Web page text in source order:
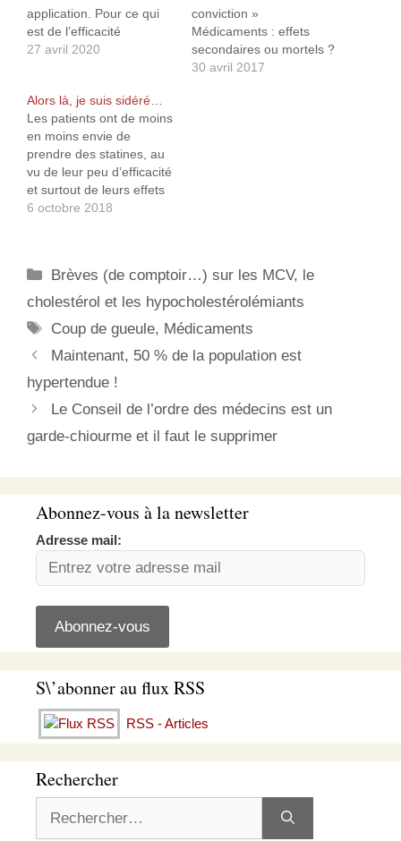
application. Pour ce qui
est de l’efficacité
prévisible : 1) Pour que
soit installée par au
moins 60 % de la
population. Sachant que
seul environ 70 % de
celle-ci possède un
smartphone (ou un
smartphone capable de
27 avril 2020
conviction »
Médicaments : effets
secondaires ou mortels ?
(hélas, plus disponible en
30 avril 2017
Alors là, je suis sidéré…
Les patients ont de moins
en moins envie de
prendre des statines, au
vu de leur peu d’efficacité
et surtout de leurs effets
secondaires importants.
en vendent, ce qui est,
somme toute, des plus
6 octobre 2018
Catégories
Brèves (de comptoir…) sur les MCV, le
cholestérol et les hypocholestérolémiants
Étiquettes
Coup de gueule, Médicaments
Maintenant, 50 % de la population est
hypertendue !
Le Conseil de l’ordre des médecins est un
garde-chiourme et il faut le supprimer
Abonnez-vous à la newsletter
Adresse mail:
S\’abonner au flux RSS
RSS - Articles
Rechercher